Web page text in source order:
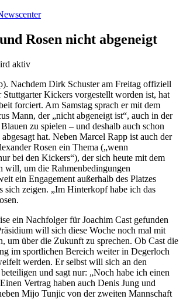
Rosen nicht abgeneigt
aktiv
Nachdem Dirk Schuster am Freitag offiziell
Stuttgarter Kickers vorgestellt worden ist, hat
forciert. Am Samstag sprach er mit dem
Mann, der „nicht abgeneigt ist“, auch in der
zu spielen – und deshalb auch schon
hat. Neben Marcel Rapp ist auch der
Rosen ein Thema („wenn
bei den Kickers“), der sich heute mit dem
will, um die Rahmenbedingungen
ein Engagement außerhalb des Platzes
sich zeigen. „Im Hinterkopf habe ich das
ein Nachfolger für Joachim Cast gefunden
will sich diese Woche noch mal mit
um über die Zukunft zu sprechen. Ob Cast die
im sportlichen Bereich weiter in Degerloch
werden. Er selbst will sich an den
und sagt nur: „Noch habe ich einen
Vertrag haben auch Denis Jung und
Mijo Tunjic von der zweiten Mannschaft